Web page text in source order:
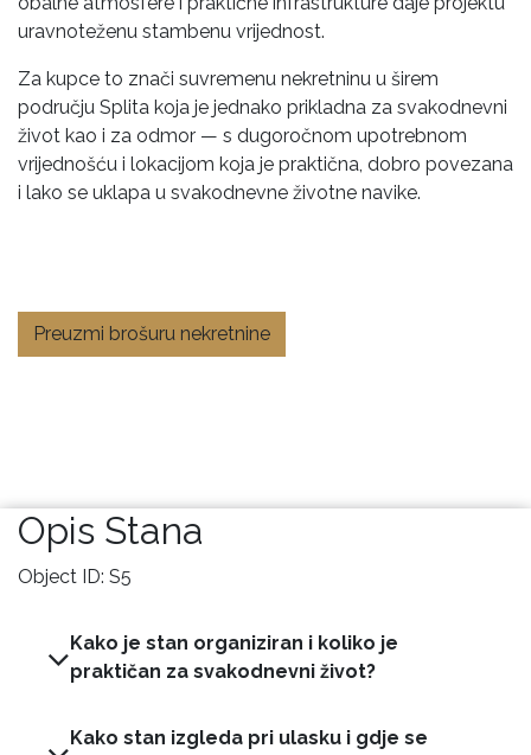
uravnoteženu stambenu vrijednost.
Za kupce to znači suvremenu nekretninu u širem
području Splita koja je jednako prikladna za svakodnevni
život kao i za odmor — s dugoročnom upotrebnom
vrijednošću i lokacijom koja je praktična, dobro povezana
i lako se uklapa u svakodnevne životne navike.
Preuzmi brošuru nekretnine
Opis Stana
Object ID: S5
Kako je stan organiziran i koliko je
praktičan za svakodnevni život?
Kako stan izgleda pri ulasku i gdje se